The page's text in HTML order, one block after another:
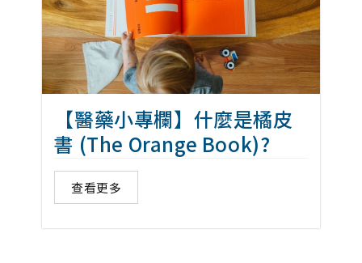
【醫藥小專欄】什麼是橘皮
書 (The Orange Book)?
查看更多